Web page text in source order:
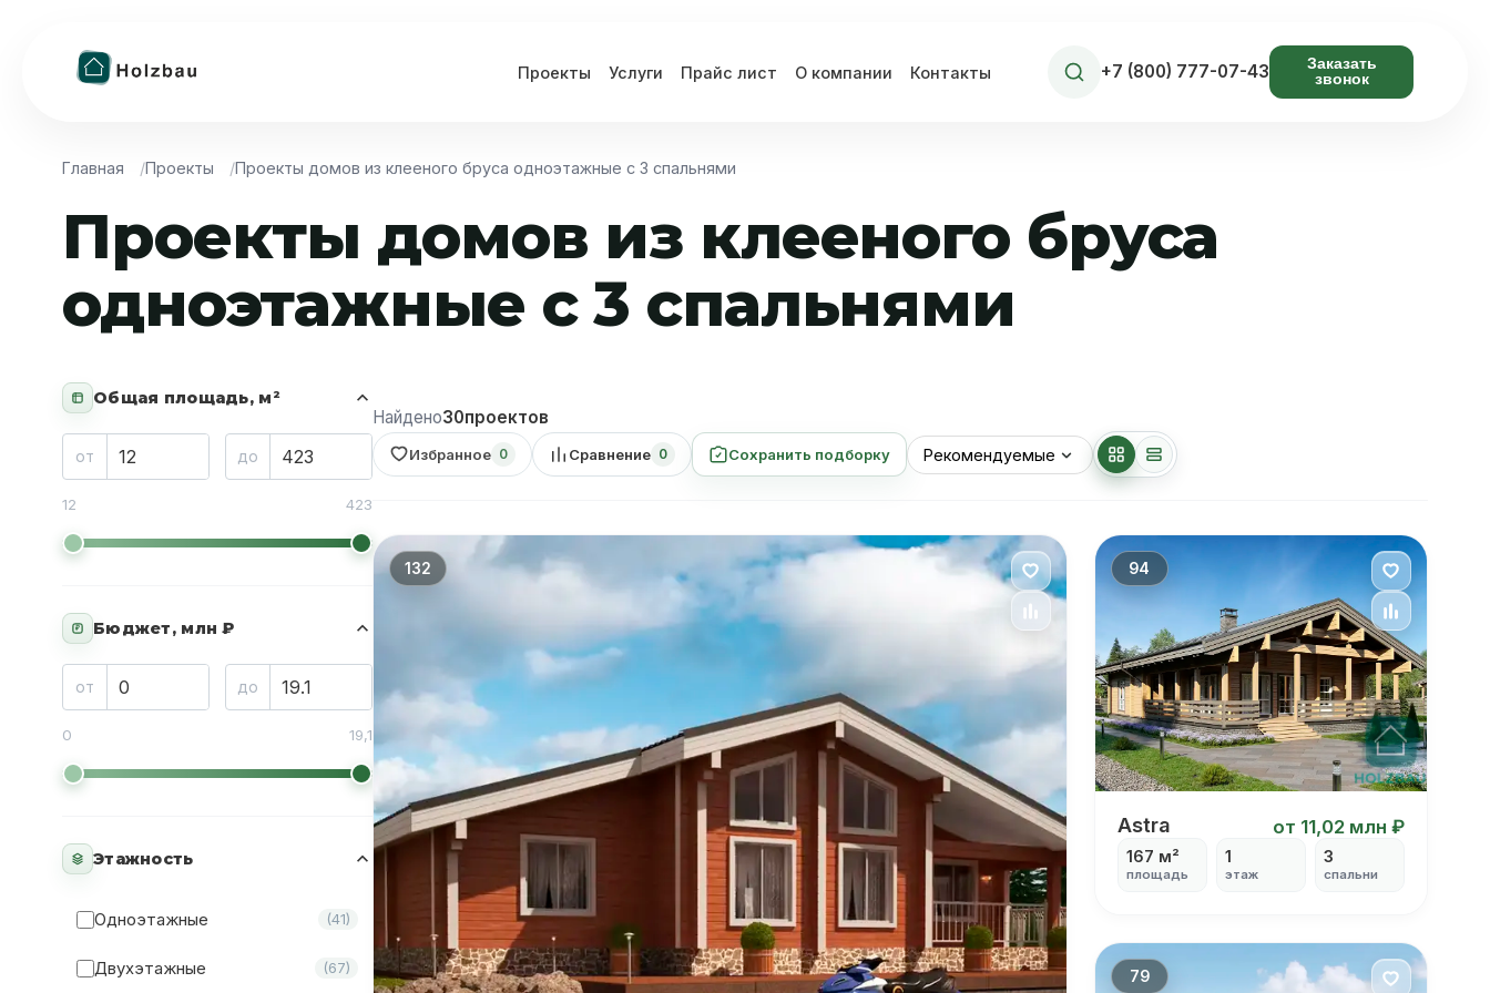
Проекты Услуги Прайс лист О компании Контакты +7 (800) 777-07-43
Заказать
звонок
Главная Проекты Проекты домов из клееного бруса одноэтажные с 3 спальнями
Проекты домов из клееного бруса
одноэтажные с 3 спальнями
Общая площадь, м²
от до
12 423
₽ Бюджет, млн ₽
от до
0 19,1
Этажность
Одноэтажные (41)
Двухэтажные (67)
Найдено30проектов
Избранное 0 Сравнение 0 Сохранить подборку
132 94
Одноэтажный дом из клееного
Astra от 11,02 млн ₽
167 м²
площадь
1
этаж
3
спальни
79